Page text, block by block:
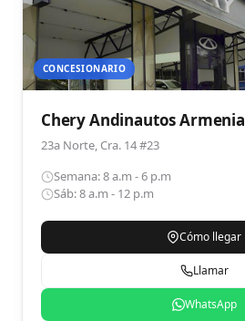
CONCESIONARIO
Chery Andinautos Armenia
23a Norte, Cra. 14 #23
Semana: 8 a.m - 6 p.m
Sáb: 8 a.m - 12 p.m
Cómo llegar
Llamar
WhatsApp